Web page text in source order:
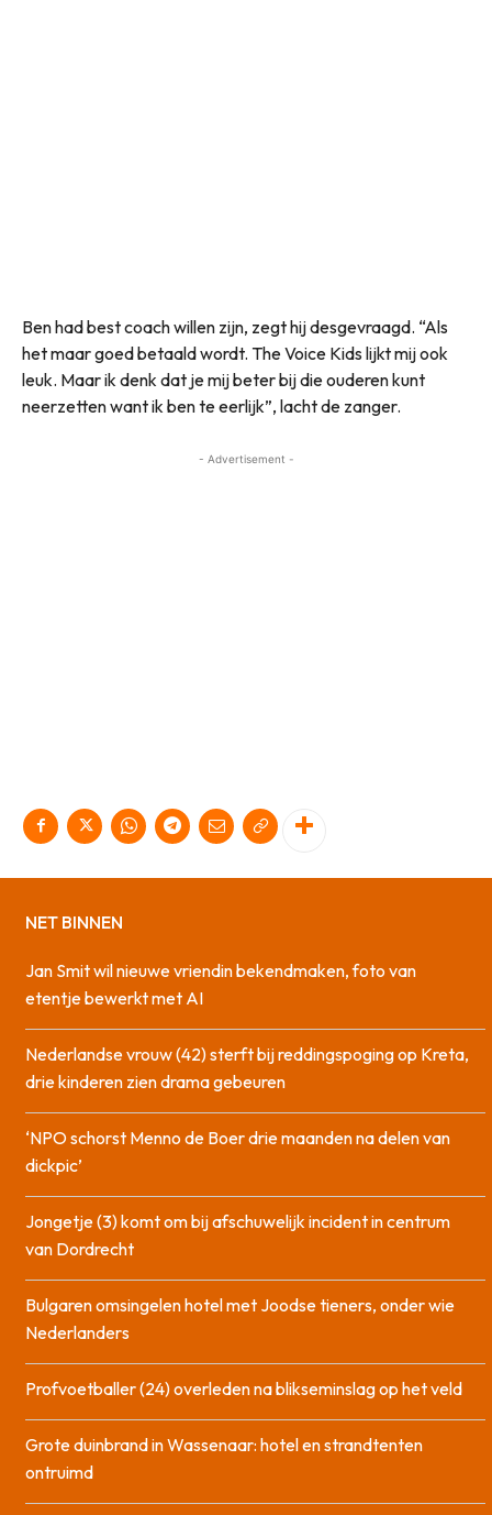
Ben had best coach willen zijn, zegt hij desgevraagd. “Als
het maar goed betaald wordt. The Voice Kids lijkt mij ook
leuk. Maar ik denk dat je mij beter bij die ouderen kunt
neerzetten want ik ben te eerlijk”, lacht de zanger.
- Advertisement -
NET BINNEN
Jan Smit wil nieuwe vriendin bekendmaken, foto van
etentje bewerkt met AI
Nederlandse vrouw (42) sterft bij reddingspoging op Kreta,
drie kinderen zien drama gebeuren
‘NPO schorst Menno de Boer drie maanden na delen van
dickpic’
Jongetje (3) komt om bij afschuwelijk incident in centrum
van Dordrecht
Bulgaren omsingelen hotel met Joodse tieners, onder wie
Nederlanders
Profvoetballer (24) overleden na blikseminslag op het veld
Grote duinbrand in Wassenaar: hotel en strandtenten
ontruimd